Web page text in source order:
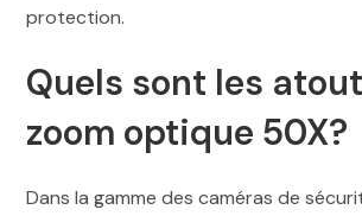
protection.
Quels sont les
zoom optique 50X?
Dans la gamme des caméras de